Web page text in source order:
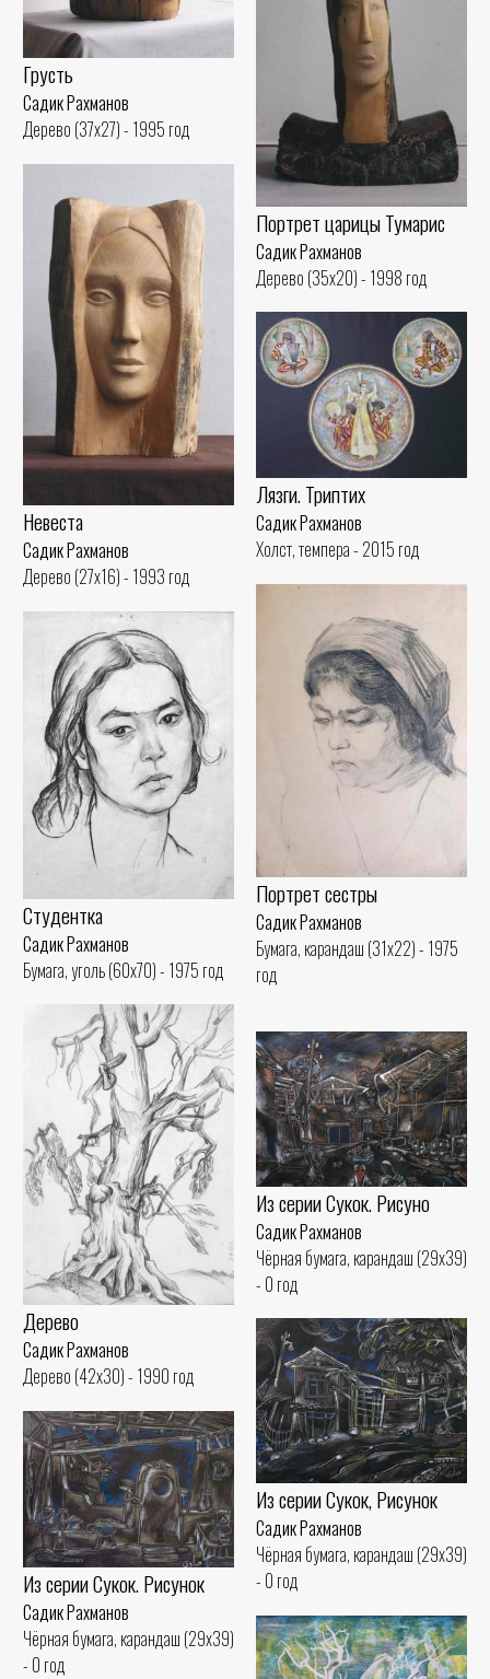
Грусть
Садик Рахманов
Дерево (37x27) - 1995 год
Портрет царицы Тумарис
Садик Рахманов
Дерево (35x20) - 1998 год
Невеста
Садик Рахманов
Дерево (27x16) - 1993 год
Лязги. Триптих
Садик Рахманов
Холст, темпера - 2015 год
Портрет сестры
Садик Рахманов
Бумага, карандаш (31x22) - 1975
год
Студентка
Садик Рахманов
Бумага, уголь (60x70) - 1975 год
Дерево
Садик Рахманов
Дерево (42x30) - 1990 год
Из серии Сукок. Рисуно
Садик Рахманов
Чёрная бумага, карандаш (29x39)
- 0 год
Из серии Сукок, Рисунок
Садик Рахманов
Чёрная бумага, карандаш (29x39)
- 0 год
Из серии Сукок. Рисунок
Садик Рахманов
Чёрная бумага, карандаш (29x39)
- 0 год